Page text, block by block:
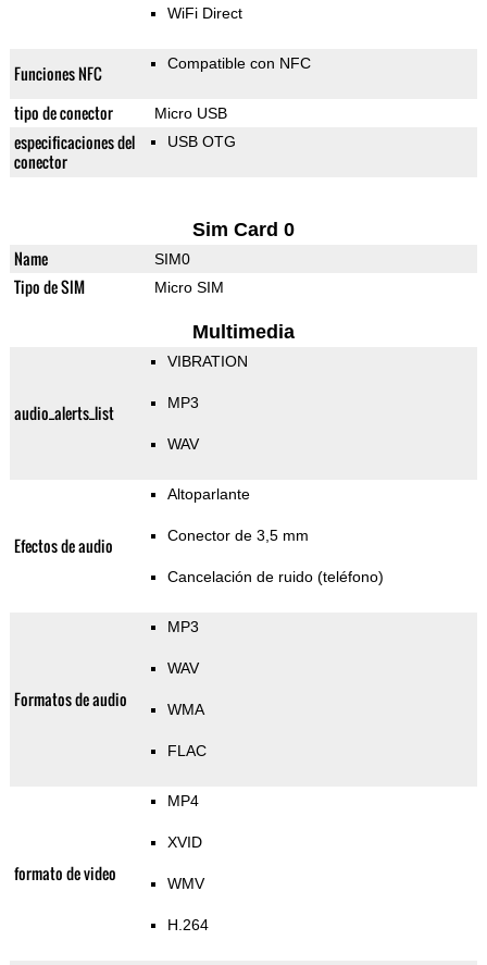
WiFi Direct
Funciones NFC Compatible con NFC
tipo de conector Micro USB
especificaciones del
conector
USB OTG
Sim Card 0
Name SIM0
Tipo de SIM Micro SIM
Multimedia
audio_alerts_list
VIBRATION
MP3
WAV
Efectos de audio
Altoparlante
Conector de 3,5 mm
Cancelación de ruido (teléfono)
Formatos de audio
MP3
WAV
WMA
FLAC
formato de video
MP4
XVID
WMV
H.264